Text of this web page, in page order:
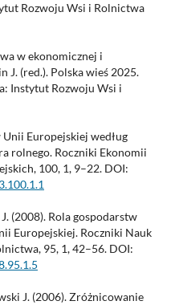
Rozwoju Wsi i Rolnictwa
w ekonomicznej i
J. (red.). Polska wieś 2025.
Instytut Rozwoju Wsi i
Europejskiej według
rolnego. Roczniki Ekonomii
100, 1, 9–22. DOI:
(2008). Rola gospodarstw
Europejskiej. Roczniki Nauk
95, 1, 42–56. DOI:
J. (2006). Zróżnicowanie